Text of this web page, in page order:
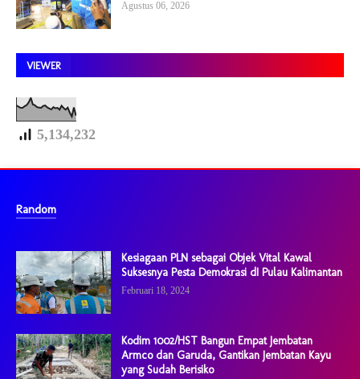
Agustus 06, 2026
VIEWER
5,134,232
Random
Kesiagaan PLN sebagai Objek Vital Kawal
Suksesnya Pesta Demokrasi dI Pulau Kalimantan
Februari 18, 2024
Kodim 1002/HST Bangun Empat Jembatan
Armco dan Garuda, Gantikan Jembatan Kayu
yang Sudah Berisiko